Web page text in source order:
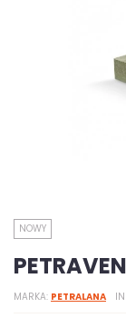
NOWY
MARKA PETRALANA